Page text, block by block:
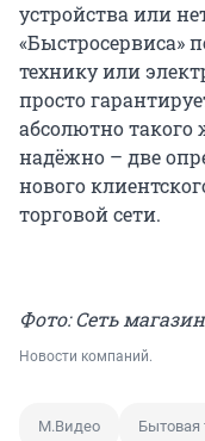
устройства или
«Быстросервиса»
технику или
просто
абсолютно такого
надёжно – две
нового
торговой сети.
Фото: Сеть
Новости компаний.
М.Видео Бытовая